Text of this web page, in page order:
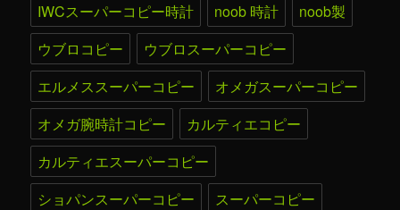
IWCスーパーコピー時計
noob 時計
noob製
ウブロコピー
ウブロスーパーコピー
エルメススーパーコピー
オメガスーパーコピー
オメガ腕時計コピー
カルティエコピー
カルティエスーパーコピー
ショパンスーパーコピー
スーパーコピー